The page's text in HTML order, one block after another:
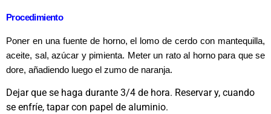
Procedimiento
Poner en una fuente de horno, el lomo de cerdo con mantequilla,
aceite, sal, azúcar y pimienta. Meter un rato al horno para que se
dore, añadiendo luego el zumo de naranja.
Dejar que se haga durante 3/4 de hora. Reservar y, cuando
se enfríe, tapar con papel de aluminio.